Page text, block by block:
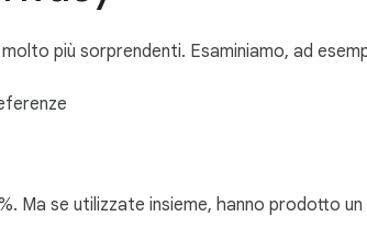
più sorprendenti. Esaminiamo, ad
Ma se utilizzate insieme, hanno prodotto